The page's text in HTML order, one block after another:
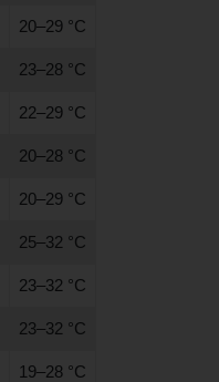
20–29 °C
23–28 °C
22–29 °C
20–28 °C
20–29 °C
25–32 °C
23–32 °C
23–32 °C
19–28 °C